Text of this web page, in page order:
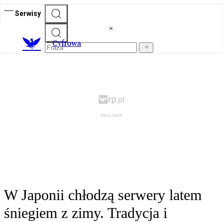
Serwisy
Cyfrowa
W Japonii chłodzą serwery latem
śniegiem z zimy. Tradycja i